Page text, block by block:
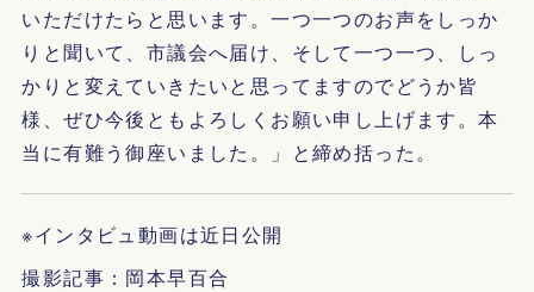
いただけたらと思います。一つ一つのお声をしっか
りと聞いて、市議会へ届け、そして一つ一つ、しっ
かりと変えていきたいと思ってますのでどうか皆
様、ぜひ今後ともよろしくお願い申し上げます。本
当に有難う御座いました。」と締め括った。
※インタビュ動画は近日公開
撮影記事：岡本早百合